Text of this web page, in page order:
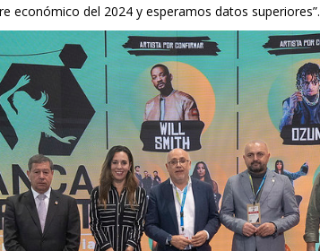
económico del 2024 y esperamos datos superiores”.